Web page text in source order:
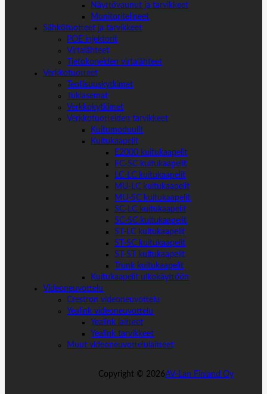
Näyttövaunut ja tarvikkeet
Monitoritelineet
Sähkötuotteet ja tarvikkeet
POE injektorit
Virtalähteet
Tietokoneiden virtalähteet
Verkkotuotteet
Teollisuuskytkimet
Tukiasemat
Verkkokytkimet
Verkkotuotteiden tarvikkeet
Kuitumoduulit
Kuitukaapelit
E2000 kuitukaapelit
FC-SC kuitukaapelit
LC-LC kuitukaapelit
MU-LC kuitukaapelit
MU-SC kuitukaapelit
SC-LC kuitukaapelit
SC-SC kuitukaapelit
ST-LC kuitukaapelit
ST-SC kuitukaapelit
ST-ST kuitukaapelit
Trunk kuitukaapelit
Kuitukaapelit ulkokäyttöön
Videoneuvottelu
Crestron videoneuvottelu
Yealink videoneuvottelu
Yealink laitteet
Yealink tarvikkeet
Muut videoneuvottelulaitteet
Copyright © 2026AV-Lan Finland Oy